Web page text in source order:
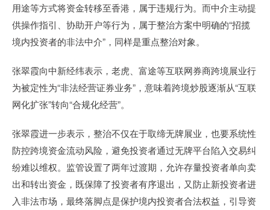
用途等方式将资金转移至香港，属于违规行为。而中介主动提
供操作指引、协助开户等行为，属于整治方案中明确的“招揽
境内投资者的非法中介”，同样是重点整治对象。
张翠霞向中新经纬表示，老虎、富途等互联网券商跨境展业行
为被定性为“非法经营证券业务”，意味着跨境炒股逐渐从“互联
网化扩张”转向“合规化经营”。
张翠霞进一步表示，整治不仅在于取缔无牌展业，也要系统性
防控跨境资金流动风险，避免投资者通过无牌平台陷入交易纠
纷难以维权。监管设置了两年过渡期，允许存量投资者单向卖
出和转出资金，既保障了投资者有序退出，又防止新投资者进
入非法市场，最终落脚点是保护境内投资者合法权益，引导资